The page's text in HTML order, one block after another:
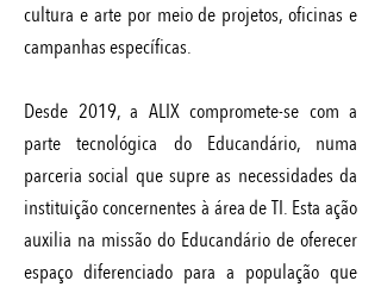
cultura e arte por meio de projetos, oficinas e
campanhas específicas.
Desde 2019, a ALIX compromete-se com a
parte tecnológica do Educandário, numa
parceria social que supre as necessidades da
instituição concernentes à área de TI. Esta ação
auxilia na missão do Educandário de oferecer
espaço diferenciado para a população que